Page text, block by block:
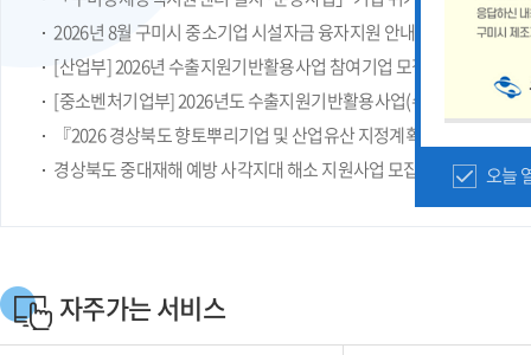
오늘
2026년 8월 구미시 중소기업 시설자금 융자지원 안내
『2026 경상북도 향토뿌리기업 및 산업유산 지정계획』 공고
경상북도 중대재해 예방 사각지대 해소 지원사업 모집공고
자주가는 서비스